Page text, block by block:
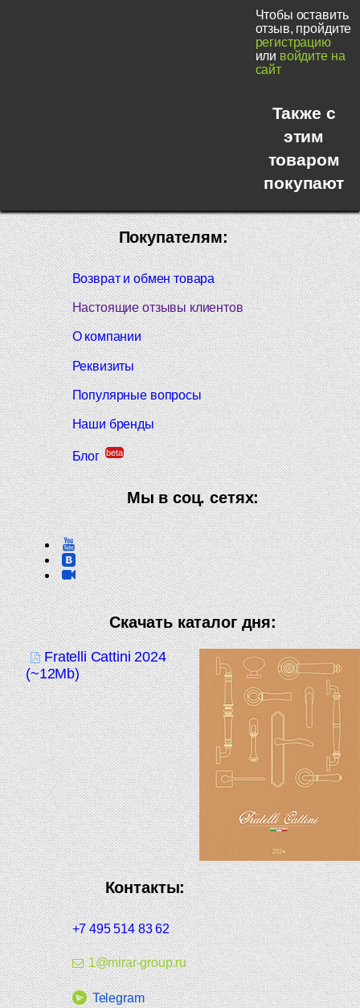
Чтобы оставить
отзыв, пройдите
регистрацию
или войдите на
сайт
Также с
этим
товаром
покупают
Покупателям:
Возврат и обмен товара
Настоящие отзывы клиентов
О компании
Реквизиты
Популярные вопросы
Наши бренды
Блог beta
Мы в соц. сетях:
Скачать каталог дня:
Fratelli Cattini 2024
(~12Mb)
Контакты:
+7 495 514 83 62
1@mirar-group.ru
Telegram